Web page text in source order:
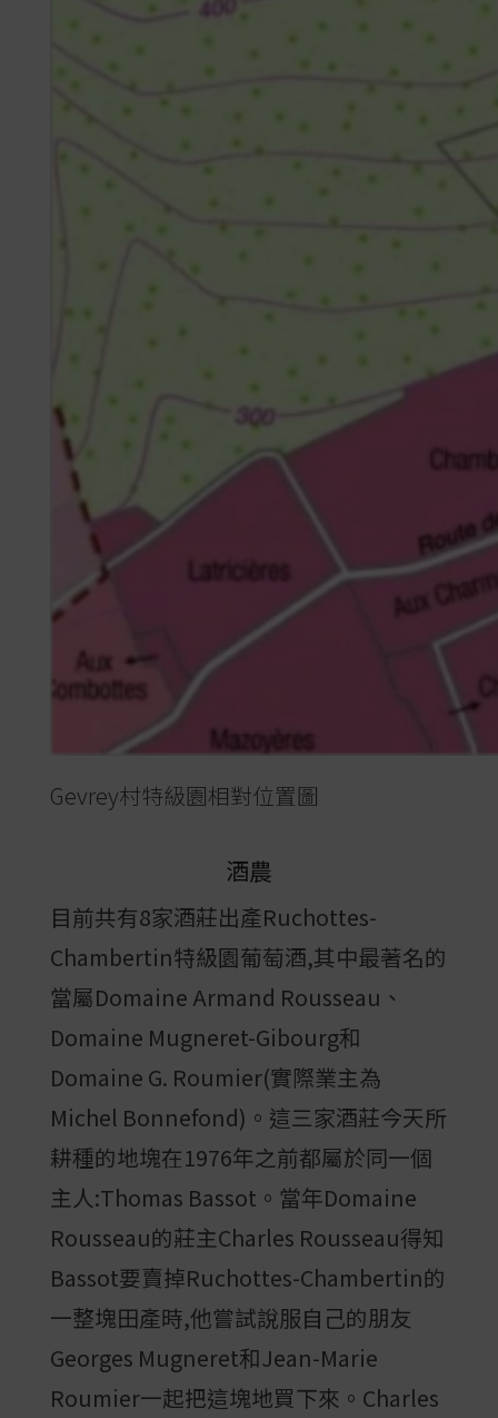
Gevrey村特級園相對位置圖
酒農
目前共有8家酒莊出產Ruchottes-
Chambertin特級園葡萄酒,其中最著名的
當屬Domaine Armand Rousseau、
Domaine Mugneret-Gibourg和
Domaine G. Roumier(實際業主為
Michel Bonnefond)。這三家酒莊今天所
耕種的地塊在1976年之前都屬於同一個
主人:Thomas Bassot。當年Domaine
Rousseau的莊主Charles Rousseau得知
Bassot要賣掉Ruchottes-Chambertin的
一整塊田產時,他嘗試說服自己的朋友
Georges Mugneret和Jean-Marie
Roumier一起把這塊地買下來。Charles